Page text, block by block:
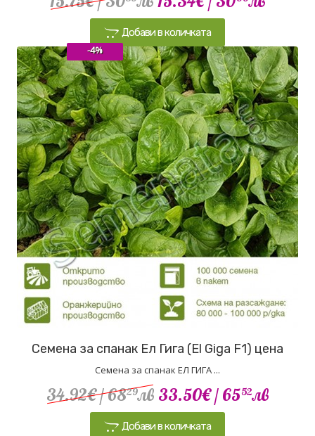
Добави в количката
Семена за спанак Ел Гига (El Giga F1) цена
Семена за спанак ЕЛ ГИГА ...
34.92€/ 6829лв 33.50€/ 6552лв
Добави в количката
-4%